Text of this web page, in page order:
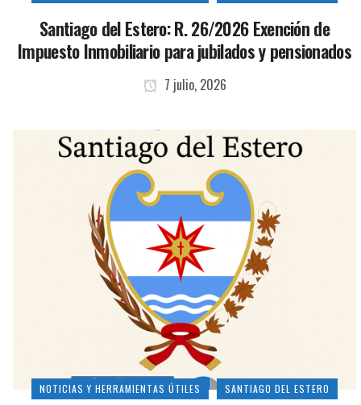
Santiago del Estero: R. 26/2026 Exención de
Impuesto Inmobiliario para jubilados y pensionados
7 julio, 2026
NOTICIAS Y HERRAMIENTAS ÚTILES SANTIAGO DEL ESTERO